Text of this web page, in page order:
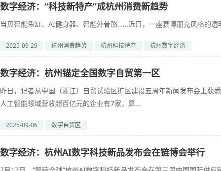
数字经济：“科技新特产”成杭州消费新趋势
当贝智能鱼缸、AI健身器、智能外骨骼……近日，一座赛博朋克风格的透
2025-09-29 杭州消费趋势 杭州科技特产 杭州数字经济
数字经济：杭州锚定全国数字自贸第一区
昨日，记者从中国（浙江）自贸试验区扩区建设五周年新闻发布会上获
人工智能领域营收超百亿元的企业有7家，算...
2025-09-06 数字自贸区
数字经济：杭州AI数字科技新品发布会在链博会举行